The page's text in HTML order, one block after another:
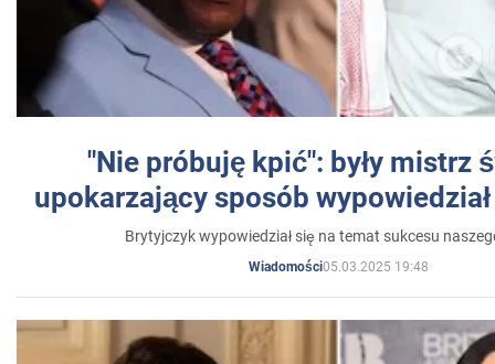
"Nie próbuję kpić": były mistrz
upokarzający sposób
Brytyjczyk wypowiedział się na temat sukcesu
Wiadomości05.03.2025 19:48